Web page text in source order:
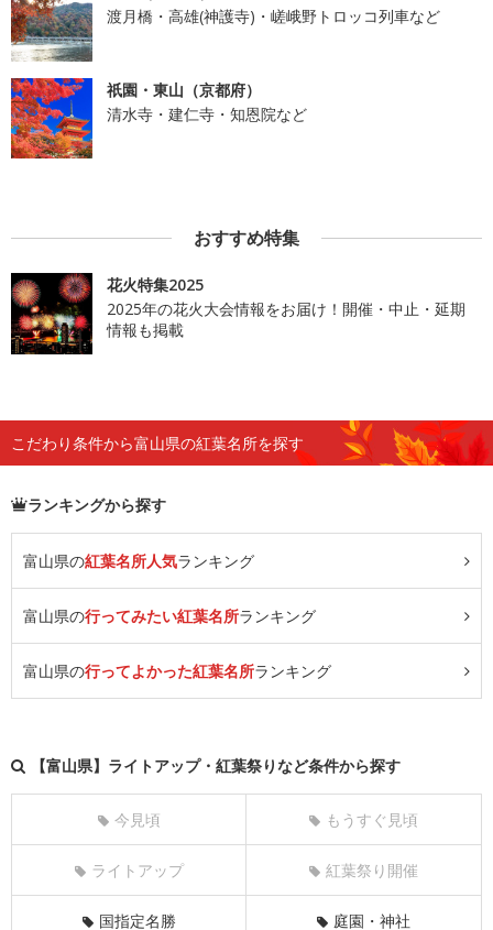
渡月橋・高雄(神護寺)・嵯峨野トロッコ列車など
祇園・東山（京都府）
清水寺・建仁寺・知恩院など
おすすめ特集
花火特集2025
2025年の花火大会情報をお届け！開催・中止・延期
情報も掲載
こだわり条件から富山県の紅葉名所を探す
ランキングから探す
富山県の紅葉名所人気ランキング
富山県の行ってみたい紅葉名所ランキング
富山県の行ってよかった紅葉名所ランキング
【富山県】ライトアップ・紅葉祭りなど条件から探す
今見頃 もうすぐ見頃
ライトアップ 紅葉祭り開催
国指定名勝 庭園・神社